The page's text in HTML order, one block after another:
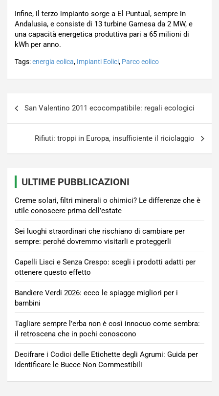
Infine, il terzo impianto sorge a El Puntual, sempre in
Andalusia, e consiste di 13 turbine Gamesa da 2 MW, e
una capacità energetica produttiva pari a 65 milioni di
kWh per anno.
Tags:energia eolica, Impianti Eolici, Parco eolico
San Valentino 2011 ecocompatibile: regali ecologici
Rifiuti: troppi in Europa, insufficiente il riciclaggio
ULTIME PUBBLICAZIONI
Creme solari, filtri minerali o chimici? Le differenze che è
utile conoscere prima dell’estate
Sei luoghi straordinari che rischiano di cambiare per
sempre: perché dovremmo visitarli e proteggerli
Capelli Lisci e Senza Crespo: scegli i prodotti adatti per
ottenere questo effetto
Bandiere Verdi 2026: ecco le spiagge migliori per i
bambini
Tagliare sempre l’erba non è così innocuo come sembra:
il retroscena che in pochi conoscono
Decifrare i Codici delle Etichette degli Agrumi: Guida per
Identificare le Bucce Non Commestibili